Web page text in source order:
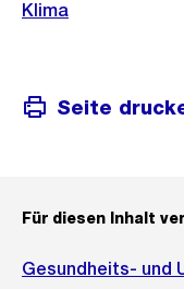
Klima
Seite
Für diesen Inhalt
Gesundheits- und